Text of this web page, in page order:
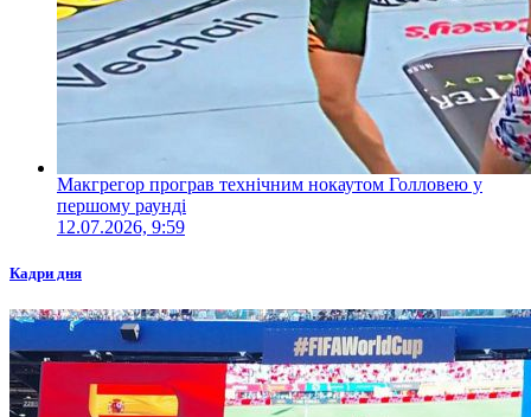
Макгрегор програв технічним нокаутом Голловею у
першому раунді
12.07.2026, 9:59
Кадри дня